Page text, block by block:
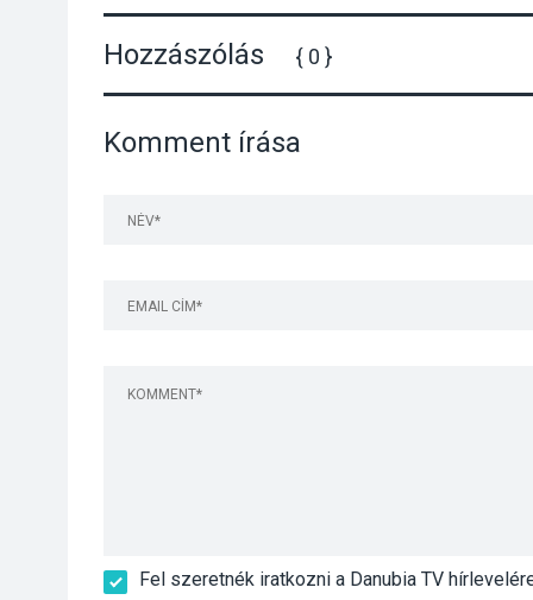
Hozzászólás { 0 }
Komment írása
Fel szeretnék iratkozni a Danubia TV